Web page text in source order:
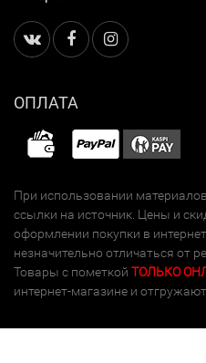
ОПЛАТА
При использовании
ссылки на источник. Цены и
оформлении покупки в
незначительно отличаться от
Товары с пометкой ТОЛЬКО
интернет-магазине и